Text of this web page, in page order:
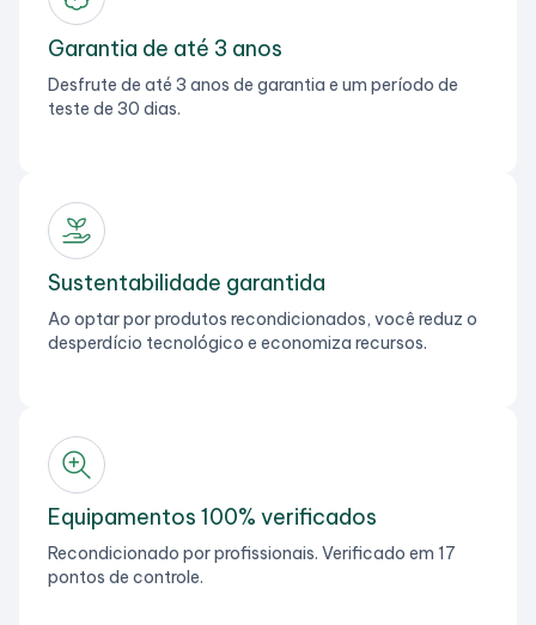
Garantia de até 3 anos
Desfrute de até 3 anos de garantia e um período de
teste de 30 dias.
Sustentabilidade garantida
Ao optar por produtos recondicionados, você reduz o
desperdício tecnológico e economiza recursos.
Equipamentos 100% verificados
Recondicionado por profissionais. Verificado em 17
pontos de controle.